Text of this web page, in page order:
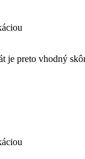
preto vhodný